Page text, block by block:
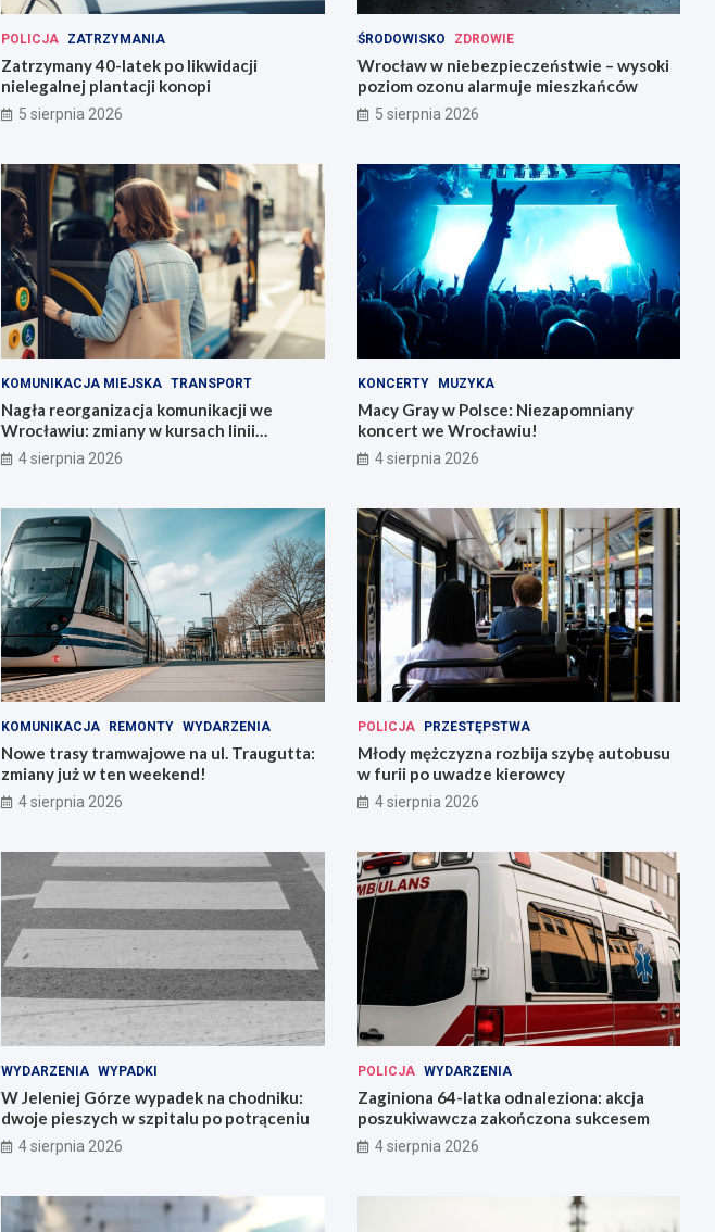
POLICJA ZATRZYMANIA
Zatrzymany 40-latek po likwidacji
nielegalnej plantacji konopi
5 sierpnia 2026
ŚRODOWISKO ZDROWIE
Wrocław w niebezpieczeństwie – wysoki
poziom ozonu alarmuje mieszkańców
5 sierpnia 2026
KOMUNIKACJA MIEJSKA TRANSPORT
Nagła reorganizacja komunikacji we
Wrocławiu: zmiany w kursach linii
autobusowych!
4 sierpnia 2026
KONCERTY MUZYKA
Macy Gray w Polsce: Niezapomniany
koncert we Wrocławiu!
4 sierpnia 2026
KOMUNIKACJA REMONTY WYDARZENIA
Nowe trasy tramwajowe na ul. Traugutta:
zmiany już w ten weekend!
4 sierpnia 2026
POLICJA PRZESTĘPSTWA
Młody mężczyzna rozbija szybę autobusu
w furii po uwadze kierowcy
4 sierpnia 2026
WYDARZENIA WYPADKI
W Jeleniej Górze wypadek na chodniku:
dwoje pieszych w szpitalu po potrąceniu
4 sierpnia 2026
POLICJA WYDARZENIA
Zaginiona 64-latka odnaleziona: akcja
poszukiwawcza zakończona sukcesem
4 sierpnia 2026